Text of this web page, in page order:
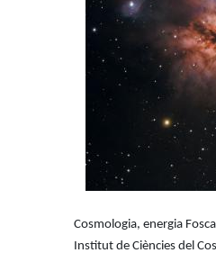
Cosmologia, energia
Institut de Ciències del